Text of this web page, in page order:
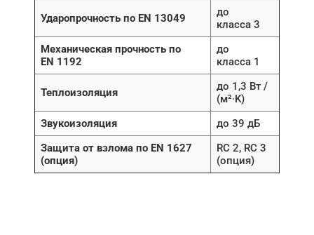
Ударопрочность по EN 13049
до
класса 3
Механическая прочность по
EN 1192
до
класса 1
Теплоизоляция
до 1,3 Вт /
(м²∙K)
Звукоизоляция
до 39 дБ
Защита от взлома по EN 1627
(опция)
RC 2, RC 3
(опция)